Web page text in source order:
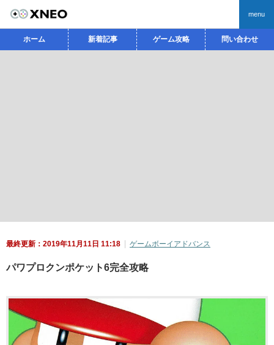
menu
ホーム 新着記事 ゲーム攻略 問い合わせ
最終更新：2019年11月11日 11:18 ゲームボーイアドバンス
パワプロクンポケット6完全攻略